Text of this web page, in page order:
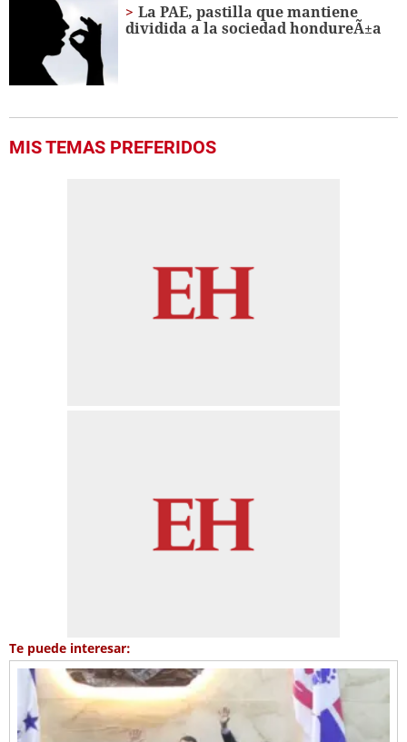
seconds
La PAE, pastilla que mantiene
dividida a la sociedad hondureÃ±a
MIS TEMAS PREFERIDOS
Te puede interesar: